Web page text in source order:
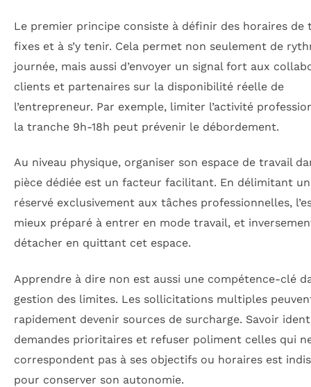
Le premier principe consiste à définir des horaires de
fixes et à s’y tenir. Cela permet non seulement de
journée, mais aussi d’envoyer un signal fort aux
clients et partenaires sur la disponibilité réelle de
l’entrepreneur. Par exemple, limiter l’activité
la tranche 9h-18h peut prévenir le débordement.
Au niveau physique, organiser son espace de travail
pièce dédiée est un facteur facilitant. En délimitant
réservé exclusivement aux tâches professionnelles,
mieux préparé à entrer en mode travail, et
détacher en quittant cet espace.
Apprendre à dire non est aussi une compétence-clé
gestion des limites. Les sollicitations multiples
rapidement devenir sources de surcharge. Savoir
demandes prioritaires et refuser poliment celles qui
correspondent pas à ses objectifs ou horaires est
pour conserver son autonomie.